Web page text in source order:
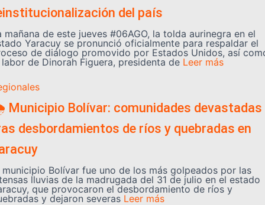
del país
mañana de este jueves #06AGO, la tolda aurinegra en el
Yaracuy se pronunció oficialmente para respaldar el
de diálogo promovido por Estados Unidos, así
de Dinorah Figuera, presidenta de Leer más
Bolívar: comunidades devastadas
desbordamientos de ríos y quebradas en
municipio Bolívar fue uno de los más golpeados por las
lluvias de la madrugada del 31 de julio en el estado
que provocaron el desbordamiento de ríos y
y dejaron severas Leer más